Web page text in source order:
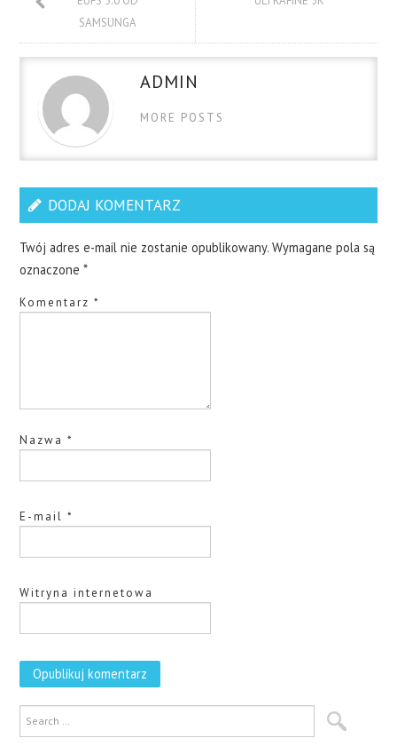
SAMSUNGA
ADMIN
MORE POSTS
DODAJ KOMENTARZ
Twój adres e-mail nie zostanie opublikowany. Wymagane pola są
oznaczone*
Komentarz*
Nazwa*
E-mail*
Witryna internetowa